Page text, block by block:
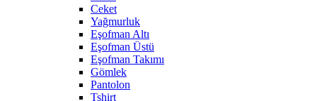
Ceket
Yağmurluk
Eşofman Altı
Eşofman Üstü
Eşofman Takımı
Gömlek
Pantolon
Tshirt